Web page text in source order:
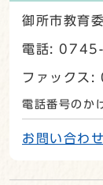
御所市教育
電話:
ファック
電話番号のか
お問い合わ